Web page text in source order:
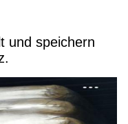
und speichern